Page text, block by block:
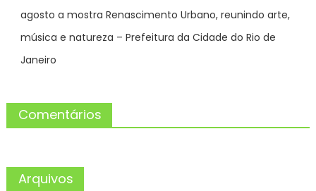
agosto a mostra Renascimento Urbano, reunindo arte,
música e natureza – Prefeitura da Cidade do Rio de
Janeiro
Comentários
Arquivos